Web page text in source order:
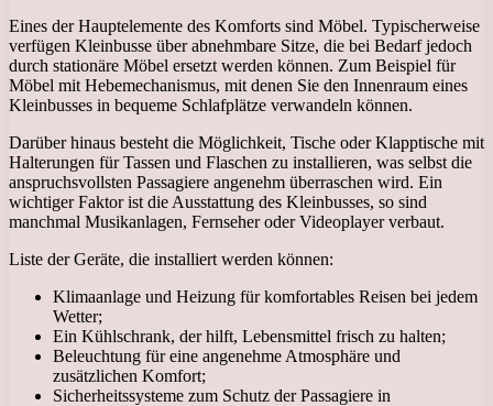
Eines der Hauptelemente des Komforts sind Möbel. Typischerweise
verfügen Kleinbusse über abnehmbare Sitze, die bei Bedarf jedoch
durch stationäre Möbel ersetzt werden können. Zum Beispiel für
Möbel mit Hebemechanismus, mit denen Sie den Innenraum eines
Kleinbusses in bequeme Schlafplätze verwandeln können.
Darüber hinaus besteht die Möglichkeit, Tische oder Klapptische mit
Halterungen für Tassen und Flaschen zu installieren, was selbst die
anspruchsvollsten Passagiere angenehm überraschen wird. Ein
wichtiger Faktor ist die Ausstattung des Kleinbusses, so sind
manchmal Musikanlagen, Fernseher oder Videoplayer verbaut.
Liste der Geräte, die installiert werden können:
Klimaanlage und Heizung für komfortables Reisen bei jedem
Wetter;
Ein Kühlschrank, der hilft, Lebensmittel frisch zu halten;
Beleuchtung für eine angenehme Atmosphäre und
zusätzlichen Komfort;
Sicherheitssysteme zum Schutz der Passagiere in